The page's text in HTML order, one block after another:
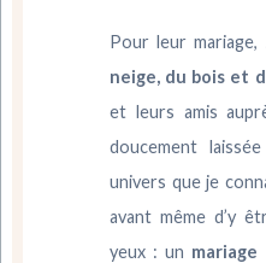
Pour leur mariage,
neige, du bois et
et leurs amis
doucement
univers que je
avant même d’y
yeux : un